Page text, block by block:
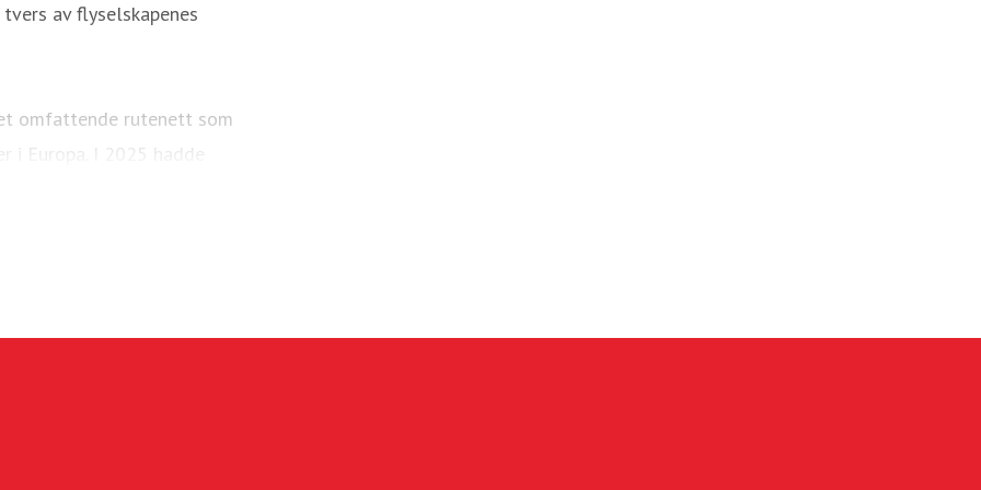
av flyselskapenes
omfattende rutenett som
Europa. I 2025 hadde
Boeing 737-800 og 737
med Widerøe Ground
Ground Handling